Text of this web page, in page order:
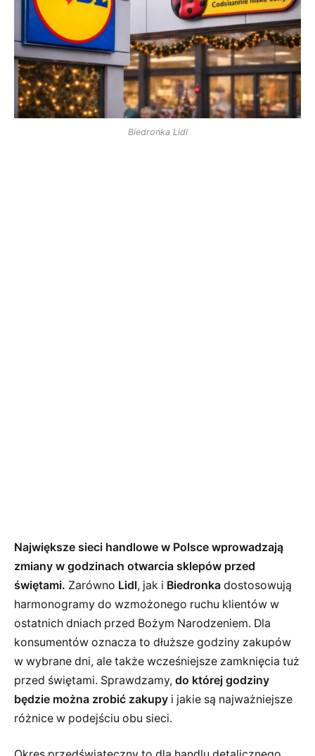
Biedronka Lidl
Największe sieci handlowe w Polsce wprowadzają
zmiany w godzinach otwarcia sklepów przed
świętami. Zarówno Lidl, jak i Biedronka dostosowują
harmonogramy do wzmożonego ruchu klientów w
ostatnich dniach przed Bożym Narodzeniem. Dla
konsumentów oznacza to dłuższe godziny zakupów
w wybrane dni, ale także wcześniejsze zamknięcia tuż
przed świętami. Sprawdzamy, do której godziny
będzie można zrobić zakupy i jakie są najważniejsze
różnice w podejściu obu sieci.